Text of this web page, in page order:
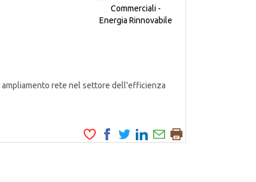
rete nel settore dell'efficienza